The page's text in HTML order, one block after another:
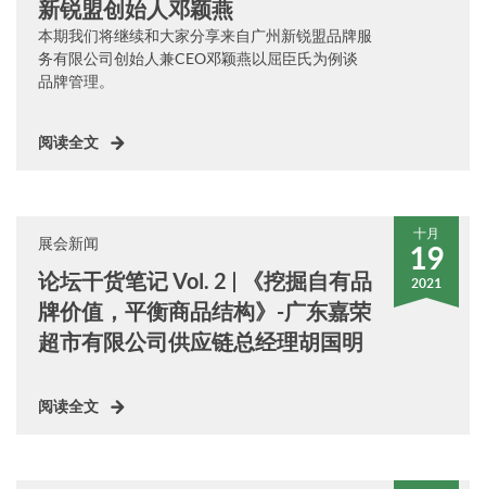
新锐盟创始人邓颖燕
本期我们将继续和大家分享来自广州新锐盟品牌服
务有限公司创始人兼CEO邓颖燕以屈臣氏为例谈
品牌管理。
阅读全文
十月
19
2021
展会新闻
论坛干货笔记 Vol. 2 | 《挖掘自有品
牌价值，平衡商品结构》-广东嘉荣
超市有限公司供应链总经理胡国明
阅读全文